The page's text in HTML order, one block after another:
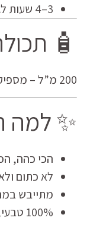
3–4 שעות לגוון עמוק במיוחד
🧴
200 מ”ל – מספיק לכ-10 שימושים
✨ למה
הכי כהה,
לא כתום
מתייבש
100% טבעי, טבעוני ולא נוסה על בעלי חיים